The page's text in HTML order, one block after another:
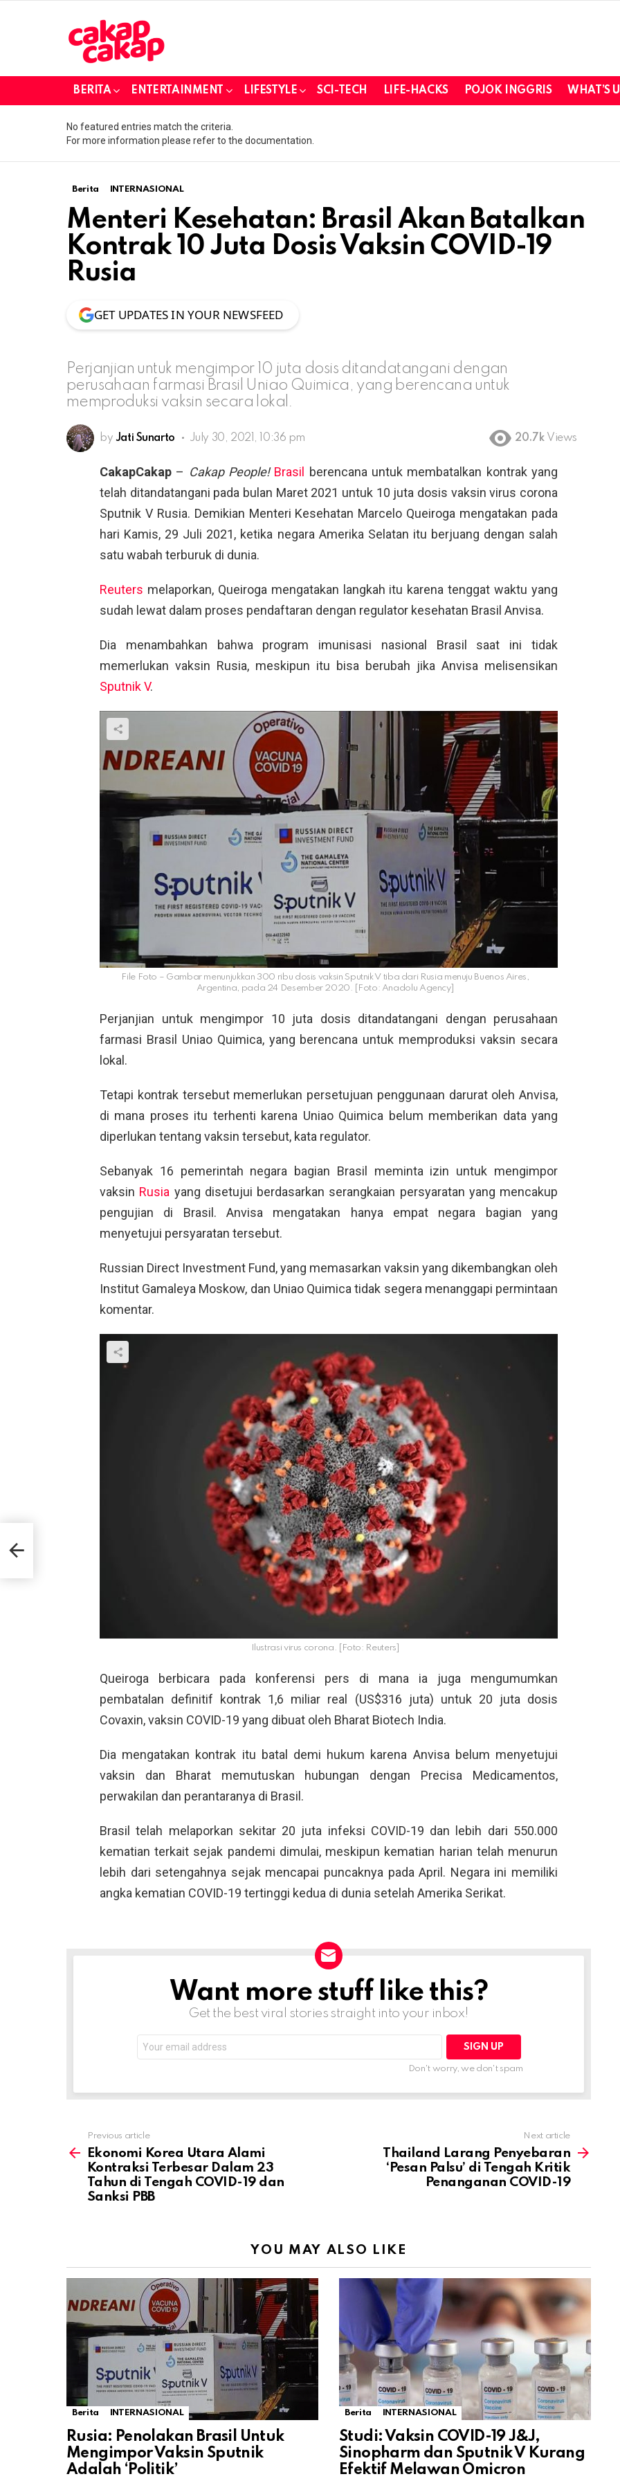
BERITA ENTERTAINMENT LIFESTYLE SCI-TECH LIFE-HACKS POJOK INGGRIS WHAT’S
No featured entries match the criteria.
For more information please refer to the documentation.
Berita INTERNASIONAL
Menteri Kesehatan: Brasil Akan Batalkan
Kontrak 10 Juta Dosis Vaksin COVID-19
Rusia
GET UPDATES IN YOUR NEWSFEED
Perjanjian untuk mengimpor 10 juta dosis ditandatangani dengan
perusahaan farmasi Brasil Uniao Quimica, yang berencana untuk
memproduksi vaksin secara lokal.
by Jati Sunarto July 30, 2021, 10:36 pm 20.7k Views
CakapCakap – Cakap People! Brasil berencana untuk membatalkan kontrak yang
telah ditandatangani pada bulan Maret 2021 untuk 10 juta dosis vaksin virus corona
Sputnik V Rusia. Demikian Menteri Kesehatan Marcelo Queiroga mengatakan pada
hari Kamis, 29 Juli 2021, ketika negara Amerika Selatan itu berjuang dengan salah
satu wabah terburuk di dunia.
Reuters melaporkan, Queiroga mengatakan langkah itu karena tenggat waktu yang
sudah lewat dalam proses pendaftaran dengan regulator kesehatan Brasil Anvisa.
Dia menambahkan bahwa program imunisasi nasional Brasil saat ini tidak
memerlukan vaksin Rusia, meskipun itu bisa berubah jika Anvisa melisensikan
Sputnik V.
File Foto – Gambar menunjukkan 300 ribu dosis vaksin Sputnik V tiba dari Rusia menuju Buenos Aires,
Argentina, pada 24 Desember 2020. [Foto: Anadolu Agency]
Perjanjian untuk mengimpor 10 juta dosis ditandatangani dengan perusahaan
farmasi Brasil Uniao Quimica, yang berencana untuk memproduksi vaksin secara
lokal.
Tetapi kontrak tersebut memerlukan persetujuan penggunaan darurat oleh Anvisa,
di mana proses itu terhenti karena Uniao Quimica belum memberikan data yang
diperlukan tentang vaksin tersebut, kata regulator.
Sebanyak 16 pemerintah negara bagian Brasil meminta izin untuk mengimpor
vaksin Rusia yang disetujui berdasarkan serangkaian persyaratan yang mencakup
pengujian di Brasil. Anvisa mengatakan hanya empat negara bagian yang
menyetujui persyaratan tersebut.
Russian Direct Investment Fund, yang memasarkan vaksin yang dikembangkan oleh
Institut Gamaleya Moskow, dan Uniao Quimica tidak segera menanggapi permintaan
komentar.
Ilustrasi virus corona. [Foto: Reuters]
Queiroga berbicara pada konferensi pers di mana ia juga mengumumkan
pembatalan definitif kontrak 1,6 miliar real (US$316 juta) untuk 20 juta dosis
Covaxin, vaksin COVID-19 yang dibuat oleh Bharat Biotech India.
Dia mengatakan kontrak itu batal demi hukum karena Anvisa belum menyetujui
vaksin dan Bharat memutuskan hubungan dengan Precisa Medicamentos,
perwakilan dan perantaranya di Brasil.
Brasil telah melaporkan sekitar 20 juta infeksi COVID-19 dan lebih dari 550.000
kematian terkait sejak pandemi dimulai, meskipun kematian harian telah menurun
lebih dari setengahnya sejak mencapai puncaknya pada April. Negara ini memiliki
angka kematian COVID-19 tertinggi kedua di dunia setelah Amerika Serikat.
NEWSLETTERWant more stuff like this?
Get the best viral stories straight into your inbox!
address:
Don't worry, we don't spam
more
Previous article
Ekonomi Korea Utara Alami
Kontraksi Terbesar Dalam 23
Tahun di Tengah COVID-19 dan
Sanksi PBB
Next article
Thailand Larang Penyebaran
‘Pesan Palsu’ di Tengah Kritik
Penanganan COVID-19
YOU MAY ALSO LIKE
Berita INTERNASIONAL
Rusia: Penolakan Brasil Untuk
Mengimpor Vaksin Sputnik
Adalah ‘Politik’
Berita INTERNASIONAL
Studi: Vaksin COVID-19 J&J,
Sinopharm dan Sputnik V Kurang
Efektif Melawan Omicron